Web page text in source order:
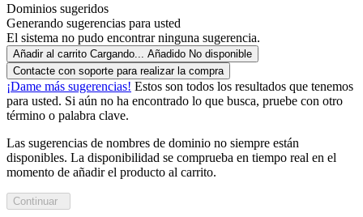
Dominios sugeridos
Generando sugerencias para usted
El sistema no pudo encontrar ninguna sugerencia.
Añadir al carrito Cargando... Añadido No disponible
Contacte con soporte para realizar la compra
¡Dame más sugerencias! Estos son todos los resultados que tenemos
para usted. Si aún no ha encontrado lo que busca, pruebe con otro
término o palabra clave.
Las sugerencias de nombres de dominio no siempre están
disponibles. La disponibilidad se comprueba en tiempo real en el
momento de añadir el producto al carrito.